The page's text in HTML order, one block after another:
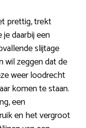
prettig, trekt
daarbij een
slijtage
wil zeggen dat de
weer loodrecht
komen te staan.
een
en het vergroot